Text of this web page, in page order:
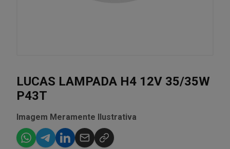
LUCAS LAMPADA H4 12V 35/35W
P43T
Imagem Meramente Ilustrativa